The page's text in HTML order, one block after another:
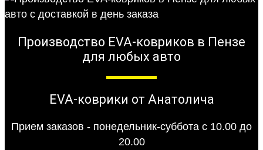
Производство EVA-ковриков в Пензе
для любых авто
EVA-коврики от Анатолича
Прием заказов - понедельник-суббота с 10.00 до
20.00